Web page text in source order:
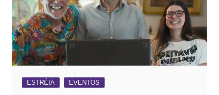
ESTRÉIA EVENTOS